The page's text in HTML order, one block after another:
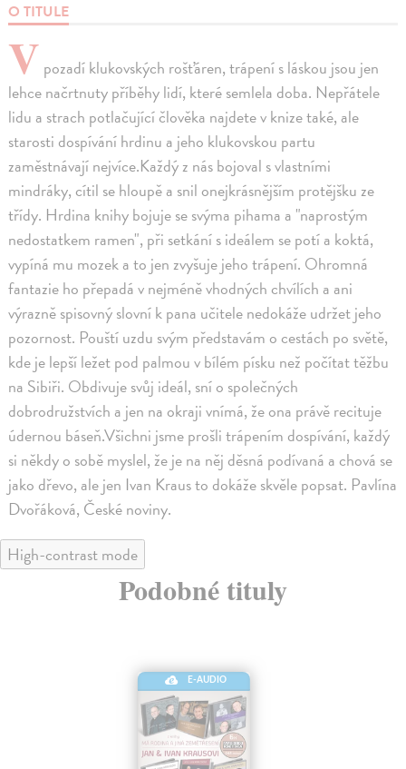
O TITULE
V pozadí klukovských rošťáren, trápení s láskou jsou jen
lehce načrtnuty příběhy lidí, které semlela doba. Nepřátele
lidu a strach potlačující člověka najdete v knize také, ale
starosti dospívání hrdinu a jeho klukovskou partu
zaměstnávají nejvíce.Každý z nás bojoval s vlastními
mindráky, cítil se hloupě a snil onejkrásnějším protějšku ze
třídy. Hrdina knihy bojuje se svýma pihama a "naprostým
nedostatkem ramen", při setkání s ideálem se potí a koktá,
vypíná mu mozek a to jen zvyšuje jeho trápení. Ohromná
fantazie ho přepadá v nejméně vhodných chvílích a ani
výrazně spisovný slovní k pana učitele nedokáže udržet jeho
pozornost. Pouští uzdu svým představám o cestách po světě,
kde je lepší ležet pod palmou v bílém písku než počítat těžbu
na Sibiři. Obdivuje svůj ideál, sní o společných
dobrodružstvích a jen na okraji vnímá, že ona právě recituje
údernou báseň.Všichni jsme prošli trápením dospívání, každý
si někdy o sobě myslel, že je na něj děsná podívaná a chová se
jako dřevo, ale jen Ivan Kraus to dokáže skvěle popsat. Pavlína
Dvořáková, České noviny.
High-contrast mode
Podobné tituly
E-AUDIO